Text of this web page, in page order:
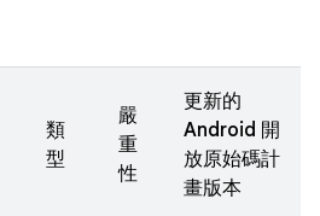
類
型
嚴
重
性
更新的
Android 開
放原始碼計
畫版本